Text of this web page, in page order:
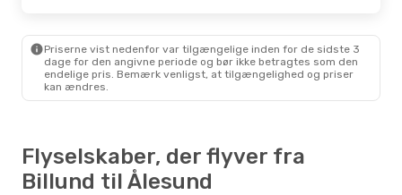
Fre. 11. Sep.- Søn. 13. Sep.
Wideroe1 Mellemlanding
Tor. 3. Sep.- Søn. 6. Sep.
Scandinavian Airlines1 Mellemlanding
Priserne vist nedenfor var tilgængelige inden for de sidste 3
dage for den angivne periode og bør ikke betragtes som den
endelige pris. Bemærk venligst, at tilgængelighed og priser
kan ændres.
Flyselskaber, der flyver fra
Billund til Ålesund